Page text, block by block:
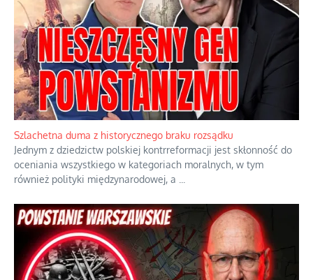
Szlachetna duma z historycznego braku rozsądku
Jednym z dziedzictw polskiej kontrreformacji jest skłonność do
oceniania wszystkiego w kategoriach moralnych, w tym
również polityki międzynarodowej, a